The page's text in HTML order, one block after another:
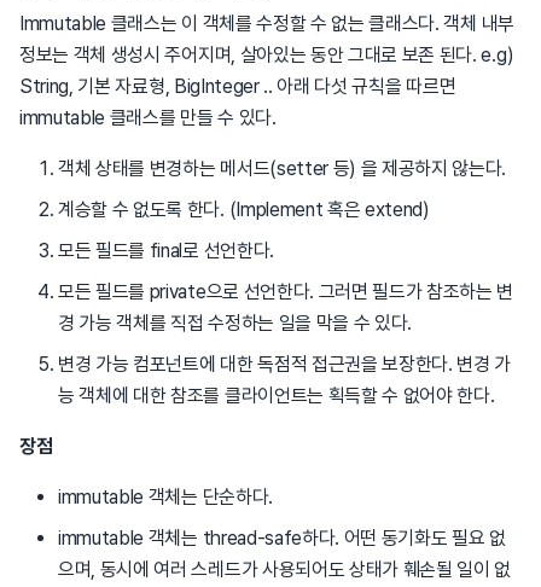
Immutable 클래스는 이 객체를 수정할 수 없는 클래스다. 객체 내부
정보는 객체 생성시 주어지며, 살아있는 동안 그대로 보존 된다. e.g)
String, 기본 자료형, BigInteger .. 아래 다섯 규칙을 따르면
immutable 클래스를 만들 수 있다.
객체 상태를 변경하는 메서드(setter 등) 을 제공하지 않는다.
계승할 수 없도록 한다. (Implement 혹은 extend)
모든 필드를 final로 선언한다.
모든 필드를 private으로 선언한다. 그러면 필드가 참조하는 변
경 가능 객체를 직접 수정하는 일을 막을 수 있다.
변경 가능 컴포넌트에 대한 독점적 접근권을 보장한다. 변경 가
능 객체에 대한 참조를 클라이언트는 획득할 수 없어야 한다.
장점
immutable 객체는 단순하다.
immutable 객체는 thread-safe하다. 어떤 동기화도 필요 없
으며, 동시에 여러 스레드가 사용되어도 상태가 훼손될 일이 없